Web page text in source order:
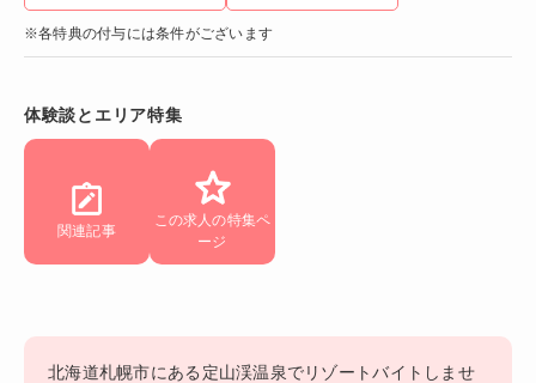
※各特典の付与には条件がございます
体験談とエリア特集
関連記事
この求人の特集ペ
ージ
北海道札幌市にある定山渓温泉でリゾートバイトしませ